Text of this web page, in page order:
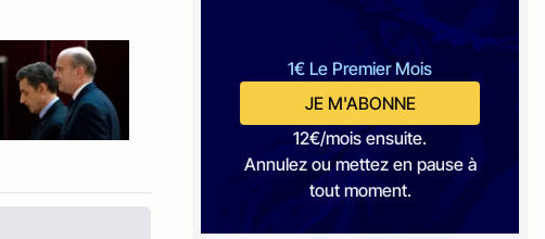
1€ Le Premier Mois
JE M'ABONNE
12€/mois ensuite.
Annulez ou mettez en pause à
tout moment.